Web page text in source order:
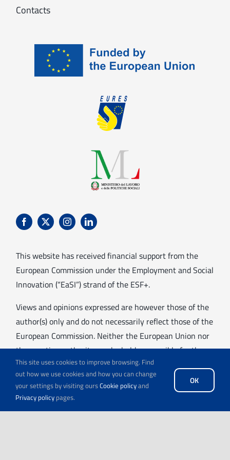
Contacts
This website has received financial support from the
European Commission under the Employment and Social
Innovation (“EaSI”) strand of the ESF+.
Views and opinions expressed are however those of the
author(s) only and do not necessarily reflect those of the
European Commission. Neither the European Union nor
the granting authority can be held responsible for them.
This site uses cookies to improve browsing. Find
out how we use cookies and how you can change
your settings by visiting oursCookie policyand
Privacy policy pages.
OK